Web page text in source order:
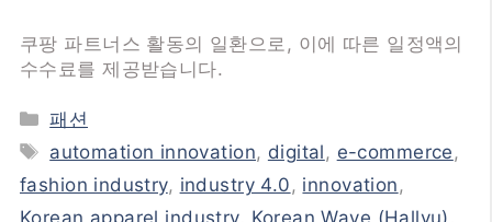
쿠팡 파트너스 활동의 일환으로, 이에 따른 일정액의
수수료를 제공받습니다.
카
테
리
패션
태
그
automation innovation, digital, e-commerce,
fashion industry, industry 4.0, innovation,